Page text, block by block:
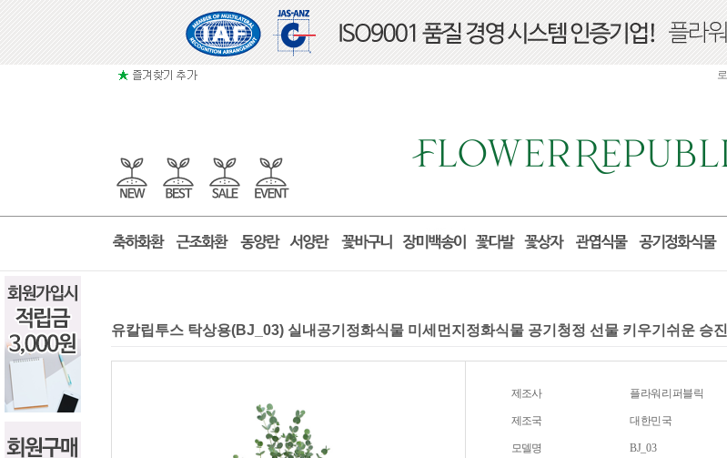
유칼립투스 탁상용(BJ_03) 실내공기정화식물 미세먼지정화식물 공기청정 선물 키우기쉬운 승
제조사 플라워리퍼블릭
제조국 대한민국
모델명 BJ_03